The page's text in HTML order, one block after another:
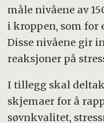
måle nivåene av
i kroppen, som for
Disse nivåene gir
reaksjoner på
I tillegg skal
skjemaer for å
søvnkvalitet,